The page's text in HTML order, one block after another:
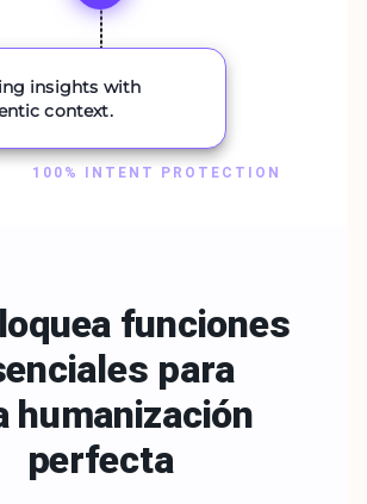
insights with
context.
100% INTENT PROTECTION
funciones
para
humanización
perfecta